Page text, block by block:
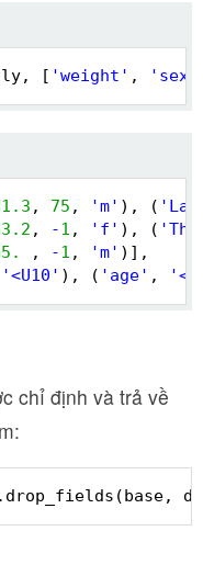
[ 'weight' , 'sex'
, 75 , 'm' ), (
, -1 , 'f' ), (
, -1 , 'm' )],
'<U10' ), ( 'age' ,
chỉ định và trả về